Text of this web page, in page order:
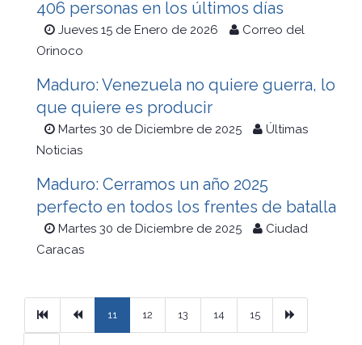
406 personas en los últimos días
Jueves 15 de Enero de 2026
Correo del
Orinoco
Maduro: Venezuela no quiere guerra, lo
que quiere es producir
Martes 30 de Diciembre de 2025
Últimas
Noticias
Maduro: Cerramos un año 2025
perfecto en todos los frentes de batalla
Martes 30 de Diciembre de 2025
Ciudad
Caracas
PrimeraPrevious
11 12 13 14 15